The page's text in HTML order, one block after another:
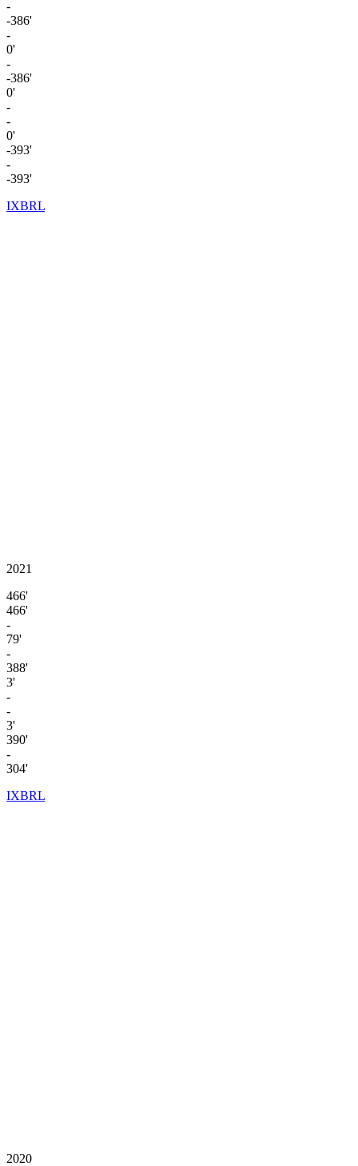
-
-386'
-
0'
-
-386'
0'
-
-
0'
-393'
-
-393'
IXBRL
2021
466'
466'
-
79'
-
388'
3'
-
-
3'
390'
-
304'
IXBRL
2020